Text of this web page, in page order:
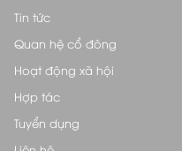
Tin tức
Quan hệ cổ đông
Hoạt động xã hội
Hợp tác
Tuyển dụng